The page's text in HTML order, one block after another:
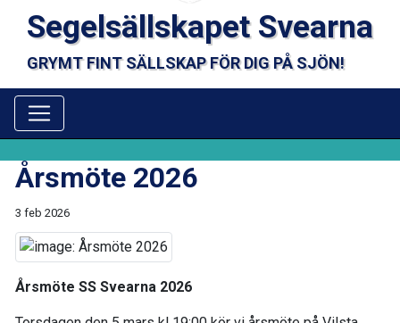
Segelsällskapet Svearna
GRYMT FINT SÄLLSKAP FÖR DIG PÅ SJÖN!
Årsmöte 2026
3 feb 2026
Årsmöte SS Svearna 2026